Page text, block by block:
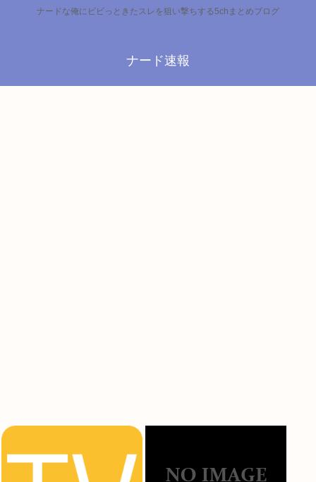
ナードな俺にビビっときたスレを狙い撃ちする5chまとめブログ
ナード速報